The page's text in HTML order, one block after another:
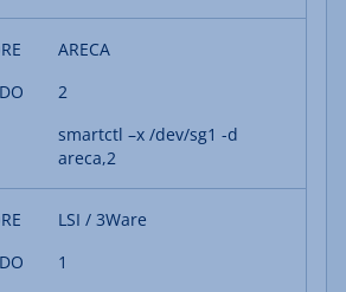
ARECA
2
smartctl –x /dev/sg1 -d
areca,2
LSI / 3Ware
1